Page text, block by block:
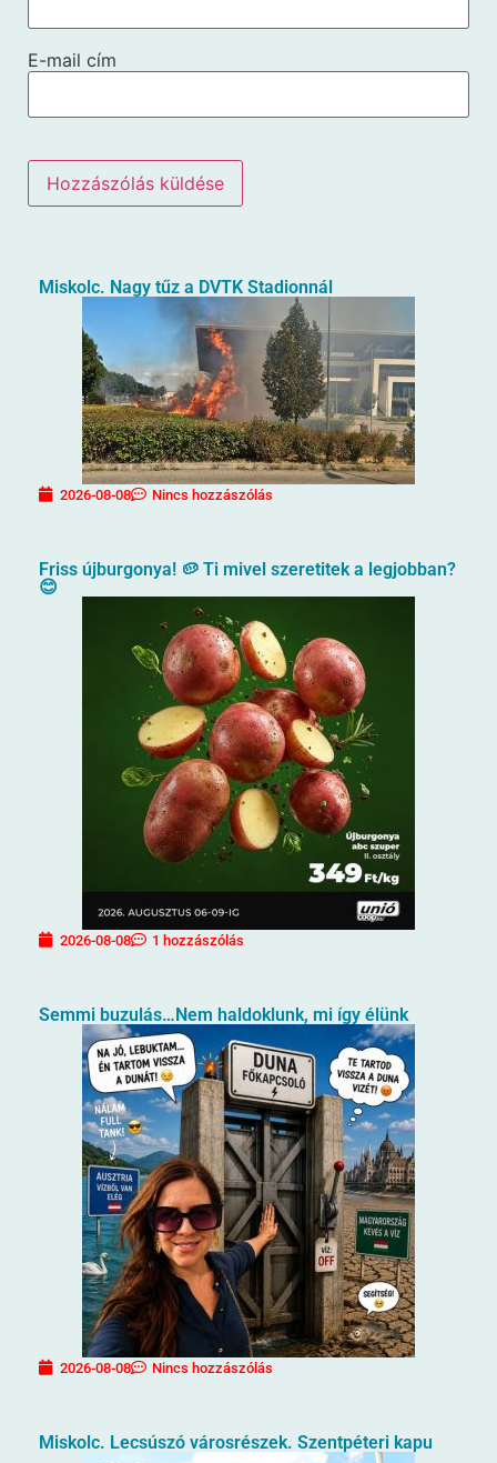
E-mail cím
Miskolc. Nagy tűz a DVTK Stadionnál
2026-08-08 Nincs hozzászólás
Friss újburgonya! 🥔 Ti mivel szeretitek a legjobban?
😊
2026-08-08 1 hozzászólás
Semmi buzulás…Nem haldoklunk, mi így élünk
2026-08-08 Nincs hozzászólás
Miskolc. Lecsúszó városrészek. Szentpéteri kapu